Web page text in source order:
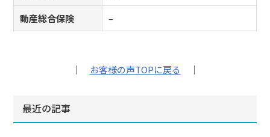
動産総合保険
–
｜ お客様の声TOPに戻る ｜
最近の記事